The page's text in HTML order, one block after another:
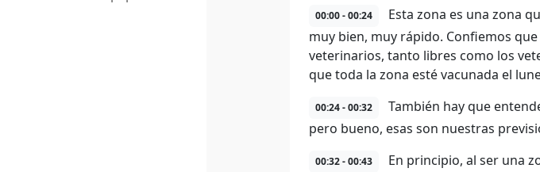
00:00 - 00:24
Esta zona es una zona
muy bien, muy rápido. Confiemos
veterinarios, tanto libres como los
que toda la zona esté vacunada el
00:24 - 00:32
También hay que
pero bueno, esas son nuestras
00:32 - 00:43
En principio, al ser una